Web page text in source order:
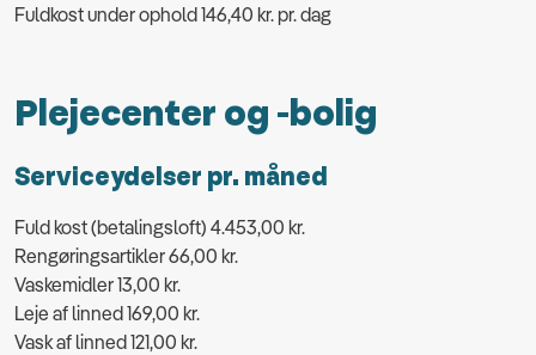
Fuldkost under ophold 146,40 kr. pr. dag
Plejecenter og -bolig
Serviceydelser pr. måned
Fuld kost (betalingsloft) 4.453,00 kr.
Rengøringsartikler 66,00 kr.
Vaskemidler 13,00 kr.
Leje af linned 169,00 kr.
Vask af linned 121,00 kr.